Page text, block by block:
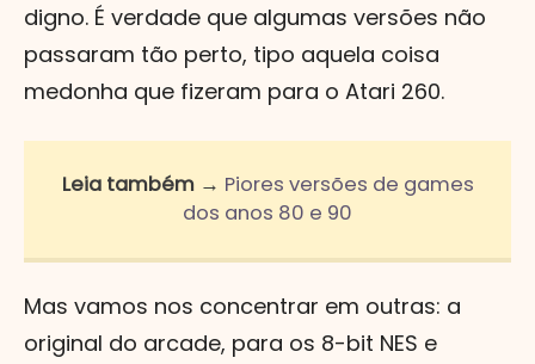
digno. É verdade que algumas versões não
passaram tão perto, tipo aquela coisa
medonha que fizeram para o Atari 260.
Leia também → Piores versões de games
dos anos 80 e 90
Mas vamos nos concentrar em outras: a
original do arcade, para os 8-bit NES e